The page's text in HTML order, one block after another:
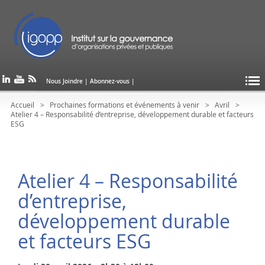
Nous Joindre |Abonnez-vous |
Accueil Prochaines formations et événements à venir
Avril
Atelier 4 – Responsabilité d’entreprise, développement durable et facteurs
ESG
Atelier 4 – Responsabilité
d’entreprise,
développement durable
et facteurs ESG